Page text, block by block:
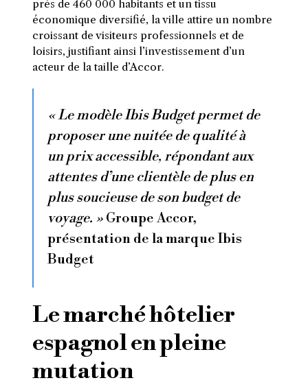
près de 460 000 habitants et un tissu
économique diversifié, la ville attire un nombre
croissant de visiteurs professionnels et de
loisirs, justifiant ainsi l’investissement d’un
acteur de la taille d’Accor.
« Le modèle Ibis Budget permet de
proposer une nuitée de qualité à
un prix accessible, répondant aux
attentes d’une clientèle de plus en
plus soucieuse de son budget de
voyage. »Groupe Accor,
présentation de la marque Ibis
Budget
Le marché hôtelier
espagnol en pleine
mutation